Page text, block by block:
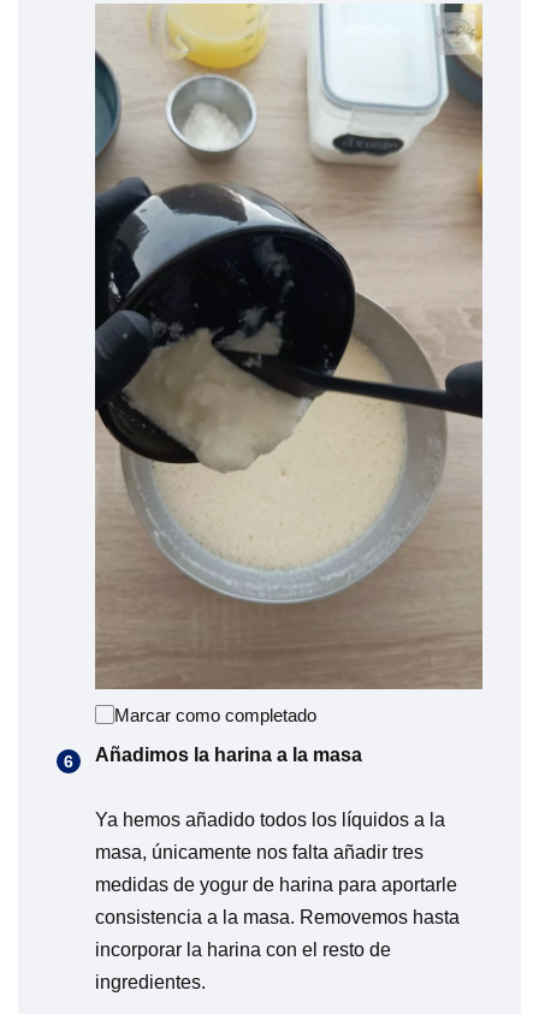
Marcar como completado
Añadimos la harina a la masa
Ya hemos añadido todos los líquidos a la
masa, únicamente nos falta añadir tres
medidas de yogur de harina para aportarle
consistencia a la masa. Removemos hasta
incorporar la harina con el resto de
ingredientes.